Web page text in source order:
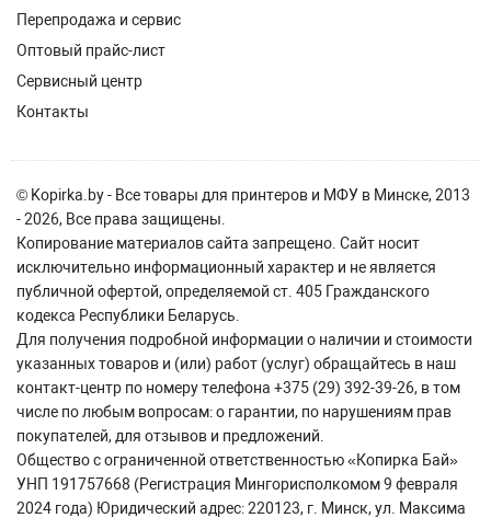
Перепродажа и сервис
Оптовый прайс-лист
Сервисный центр
Контакты
© Kopirka.by - Все товары для принтеров и МФУ в Минске, 2013
- 2026, Все права защищены.
Копирование материалов сайта запрещено. Сайт носит
исключительно информационный характер и не является
публичной офертой, определяемой ст. 405 Гражданского
кодекса Республики Беларусь.
Для получения подробной информации о наличии и стоимости
указанных товаров и (или) работ (услуг) обращайтесь в наш
контакт-центр по номеру телефона +375 (29) 392-39-26, в том
числе по любым вопросам: о гарантии, по нарушениям прав
покупателей, для отзывов и предложений.
Общество с ограниченной ответственностью «Копирка Бай»
УНП 191757668 (Регистрация Мингорисполкомом 9 февраля
2024 года) Юридический адрес: 220123, г. Минск, ул. Максима